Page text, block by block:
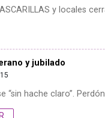
y locales
y jubilado
“sin hache claro”.